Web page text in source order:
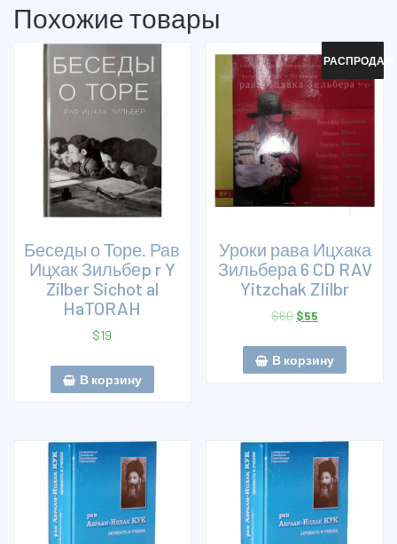
Похожие товары
Беседы о Торе. Рав
Ицхак Зильбеp r Y
Zilber Sichot al
HaTORAH
$19
В корзину
Уроки рава Ицхака
Зильбера 6 CD RAV
Yitzchak ZIilbr
$60 $55
В корзину